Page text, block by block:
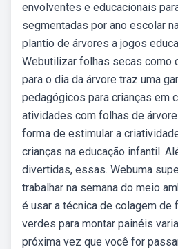
envolventes e educacionais
segmentadas por ano escolar
plantio de árvores a jogos
Webutilizar folhas secas como
para o dia da árvore traz uma
pedagógicos para crianças em
atividades com folhas de
forma de estimular a
crianças na educação infantil.
divertidas, essas. Webuma
trabalhar na semana do meio
é usar a técnica de colagem de
verdes para montar painéis
próxima vez que você for